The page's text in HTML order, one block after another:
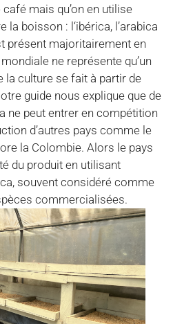
mais qu’on en utilise
boisson : l‘ibérica, l’arabica
présent majoritairement en
ne représente qu’un
la culture se fait à partir de
guide nous explique que de
ne peut entrer en compétition
d’autres pays comme le
la Colombie. Alors le pays
du produit en utilisant
souvent considéré comme
commercialisées.